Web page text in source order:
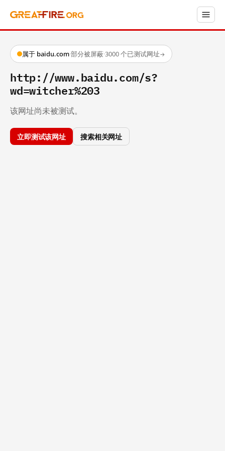
属于 baidu.com·部分被屏蔽·3000 个已测试网址→
http://www.baidu.com/s?
wd=witcher%203
该网址尚未被测试。
立即测试该网址 搜索相关网址